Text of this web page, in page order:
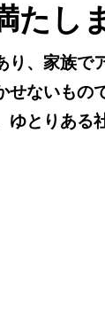
し
り、家族で
ないもの
ゆとりある